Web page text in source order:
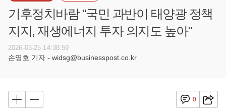
기후정치바람 "국민 과반이 태양광 정책
지지, 재생에너지 투자 의지도 높아"
2026-03-25 14:38:59
손영호 기자 - widsg@businesspost.co.kr
0